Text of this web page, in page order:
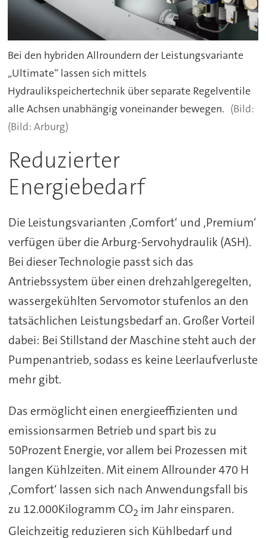
Bei den hybriden Allroundern der Leistungsvariante
„Ultimate“ lassen sich mittels
Hydraulikspeichertechnik über separate Regelventile
alle Achsen unabhängig voneinander bewegen.
(Bild: Arburg)
Reduzierter
Energiebedarf
Die Leistungsvarianten ‚Comfort‘ und ‚Premium‘
verfügen über die Arburg-Servohydraulik (ASH).
Bei dieser Technologie passt sich das
Antriebssystem über einen drehzahlgeregelten,
wassergekühlten Servomotor stufenlos an den
tatsächlichen Leistungsbedarf an. Großer Vorteil
dabei: Bei Stillstand der Maschine steht auch der
Pumpenantrieb, sodass es keine Leerlaufverluste
mehr gibt.
Das ermöglicht einen energieeffizienten und
emissionsarmen Betrieb und spart bis zu
50Prozent Energie, vor allem bei Prozessen mit
langen Kühlzeiten. Mit einem Allrounder 470 H
‚Comfort‘ lassen sich nach Anwendungsfall bis
zu 12.000Kilogramm CO2 im Jahr einsparen.
Gleichzeitig reduzieren sich Kühlbedarf und